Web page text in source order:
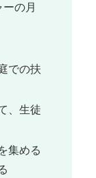
の月
での扶
、生徒
集める